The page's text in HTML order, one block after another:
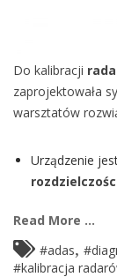
Do kalibracji
zaprojektowała
warsztatów
Urządzenie
Read More ...
#adas
#kalibracja